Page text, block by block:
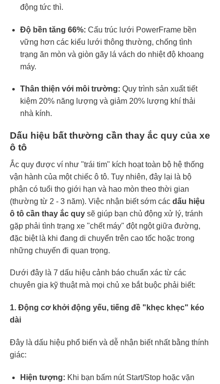
động tức thì.
Độ bền tăng 66%: Cấu trúc lưới PowerFrame bền
vững hơn các kiểu lưới thông thường, chống tình
trạng ăn mòn và giòn gãy lá vách do nhiệt độ khoang
máy.
Thân thiện với môi trường: Quy trình sản xuất tiết
kiệm 20% năng lượng và giảm 20% lượng khí thải
nhà kính.
Dấu hiệu bất thường cần thay ắc quy của xe
ô tô
Ắc quy được ví như "trái tim" kích hoạt toàn bộ hệ thống
vận hành của một chiếc ô tô. Tuy nhiên, đây lại là bộ
phận có tuổi thọ giới hạn và hao mòn theo thời gian
(thường từ 2 - 3 năm). Việc nhận biết sớm các dấu hiệu
ô tô cần thay ắc quy sẽ giúp bạn chủ động xử lý, tránh
gặp phải tình trạng xe "chết máy" đột ngột giữa đường,
đặc biệt là khi đang di chuyển trên cao tốc hoặc trong
những chuyến đi quan trọng.
Dưới đây là 7 dấu hiệu cảnh báo chuẩn xác từ các
chuyên gia kỹ thuật mà mọi chủ xe bắt buộc phải biết:
1. Động cơ khởi động yếu, tiếng đề "khẹc khẹc" kéo
dài
Đây là dấu hiệu phổ biến và dễ nhận biết nhất bằng thính
giác:
Hiện tượng: Khi bạn bấm nút Start/Stop hoặc vặn